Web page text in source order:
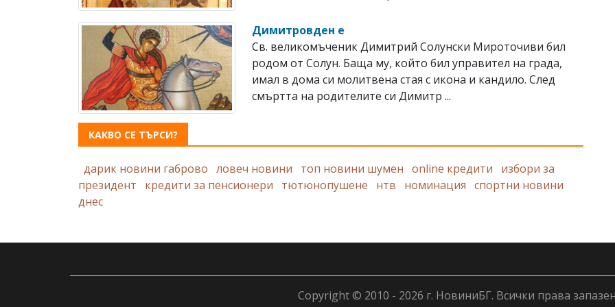
Димитровден е
Св. великомъченик Димитрий Солунски Мироточиви бил
родом от Солун. Баща му, който бил управител на града,
имал в дома си молитвена стая с икона и кандило. След
смъртта на родителите си Димитр ...
КАКВО СЕ ТЪРСИ?
дарик новини габрово ловеч новини топ новини шумен online кредити
избори за
президент
кредити за пенсионери тютюнопушене нтв номинация спортни новини
днес
Copyright © 2010 - 2026 г. НовиниБГ. Всички права